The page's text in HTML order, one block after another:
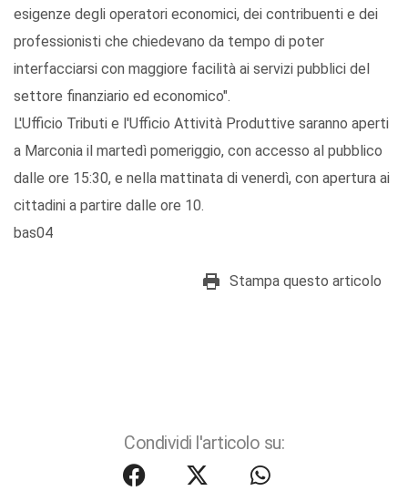
esigenze degli operatori economici, dei contribuenti e dei
professionisti che chiedevano da tempo di poter
interfacciarsi con maggiore facilità ai servizi pubblici del
settore finanziario ed economico".
L'Ufficio Tributi e l'Ufficio Attività Produttive saranno aperti
a Marconia il martedì pomeriggio, con accesso al pubblico
dalle ore 15:30, e nella mattinata di venerdì, con apertura ai
cittadini a partire dalle ore 10.
bas04
Stampa questo articolo
Condividi l'articolo su: